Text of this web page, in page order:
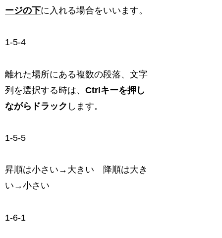
ージの下に入れる場合をいいます。
1-5-4
離れた場所にある複数の段落、文字
列を選択する時は、Ctrlキーを押し
ながらドラック します。
1-5-5
昇順は小さい→大きい 降順は大き
い→小さい
1-6-1